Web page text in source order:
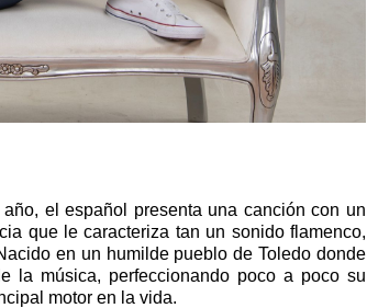
el español presenta una canción con un
que le caracteriza tan un sonido flamenco,
en un humilde pueblo de Toledo donde
la música, perfeccionando poco a poco su
motor en la vida.